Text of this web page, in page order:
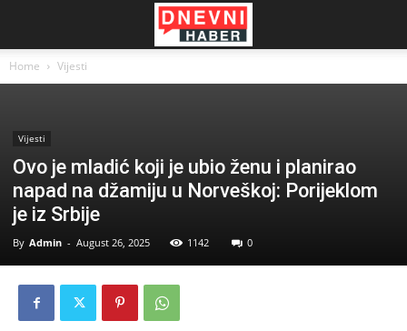
Home Vijesti
Vijesti
Ovo je mladić koji je ubio ženu i planirao
napad na džamiju u Norveškoj: Porijeklom
je iz Srbije
By Admin - August 26, 2025 1142 0